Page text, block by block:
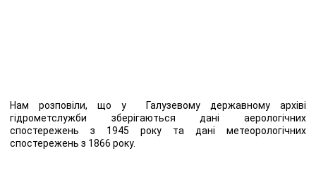
Нам розповіли, що у Галузевому державному архіві
гідрометслужби зберігаються дані аерологічних
спостережень з 1945 року та дані метеорологічних
спостережень з 1866 року.